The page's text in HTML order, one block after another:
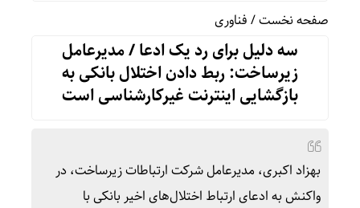
صفحه نخست/فناوری
سه دلیل برای رد یک ادعا / مدیرعامل
زیرساخت: ربط دادن اختلال بانکی به
بازگشایی اینترنت غیرکارشناسی است
بهزاد اکبری، مدیرعامل شرکت ارتباطات زیرساخت، در
واکنش به ادعای ارتباط اختلال‌های اخیر بانکی با